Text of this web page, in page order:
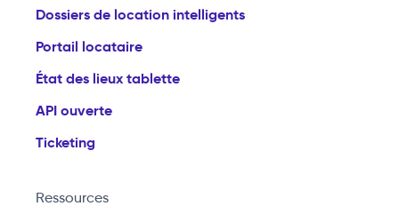
Dossiers de location intelligents
Portail locataire
État des lieux tablette
API ouverte
Ticketing
Ressources